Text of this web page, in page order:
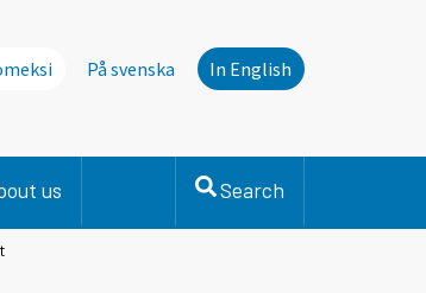
På svenska In English
us Search